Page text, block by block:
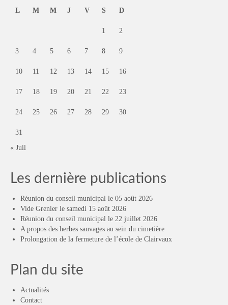
L
M M J V S D
1 2
3 4 5 6 7 8 9
10 11 12 13 14 15 16
17 18 19 20 21 22 23
24 25 26 27 28 29 30
31
« Juil
Les dernière publications
Réunion du conseil municipal le 05 août 2026
Vide Grenier le samedi 15 août 2026
Réunion du conseil municipal le 22 juillet 2026
A propos des herbes sauvages au sein du cimetière
Prolongation de la fermeture de l’école de Clairvaux
Plan du site
Actualités
Contact